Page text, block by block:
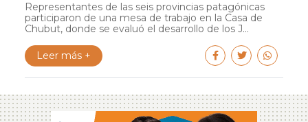
Representantes de las seis provincias patagónicas
participaron de una mesa de trabajo en la Casa de
Chubut, donde se evaluó el desarrollo de los J...
Leer más +